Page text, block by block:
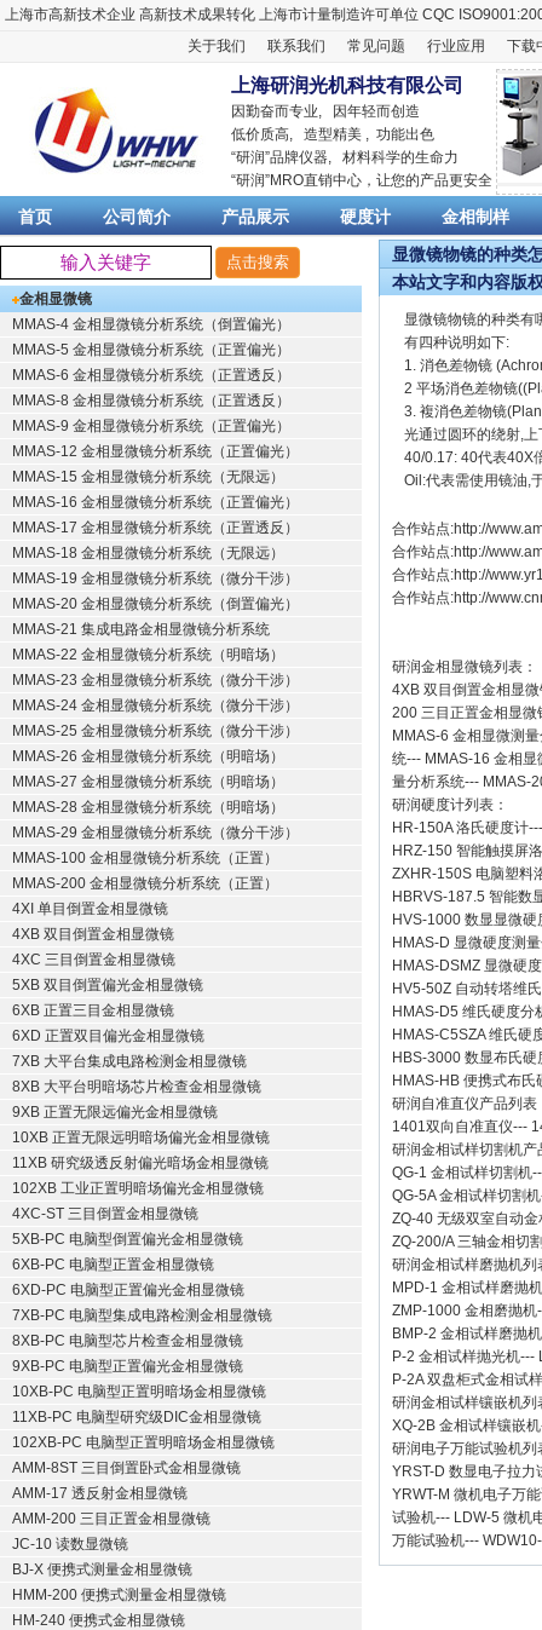
上海市高新技术企业 高新技术成果转化 上海市计量制造许可单位 CQC
关于我们
联系我们 常见问题 行业应用 下载
上海研润光机科技有限公司
因勤奋而专业, 因年轻而创造
低价质高, 造型精美 , 功能出色
“研润”品牌仪器, 材料科学的生命力
“研润”MRO直销中心，让您的产品更安全
首页 公司简介 产品展示 硬度计 金相制样
金相显微镜
MMAS-4 金相显微镜分析系统（倒置偏光）
MMAS-5 金相显微镜分析系统（正置偏光）
MMAS-6 金相显微镜分析系统（正置透反）
MMAS-8 金相显微镜分析系统（正置透反）
MMAS-9 金相显微镜分析系统（正置偏光）
MMAS-12 金相显微镜分析系统（正置偏光）
MMAS-15 金相显微镜分析系统（无限远）
MMAS-16 金相显微镜分析系统（正置偏光）
MMAS-17 金相显微镜分析系统（正置透反）
MMAS-18 金相显微镜分析系统（无限远）
MMAS-19 金相显微镜分析系统（微分干涉）
MMAS-20 金相显微镜分析系统（倒置偏光）
MMAS-21 集成电路金相显微镜分析系统
MMAS-22 金相显微镜分析系统（明暗场）
MMAS-23 金相显微镜分析系统（微分干涉）
MMAS-24 金相显微镜分析系统（微分干涉）
MMAS-25 金相显微镜分析系统（微分干涉）
MMAS-26 金相显微镜分析系统（明暗场）
MMAS-27 金相显微镜分析系统（明暗场）
MMAS-28 金相显微镜分析系统（明暗场）
MMAS-29 金相显微镜分析系统（微分干涉）
MMAS-100 金相显微镜分析系统（正置）
MMAS-200 金相显微镜分析系统（正置）
4XI 单目倒置金相显微镜
4XB 双目倒置金相显微镜
4XC 三目倒置金相显微镜
5XB 双目倒置偏光金相显微镜
6XB 正置三目金相显微镜
6XD 正置双目偏光金相显微镜
7XB 大平台集成电路检测金相显微镜
8XB 大平台明暗场芯片检查金相显微镜
9XB 正置无限远偏光金相显微镜
10XB 正置无限远明暗场偏光金相显微镜
11XB 研究级透反射偏光暗场金相显微镜
102XB 工业正置明暗场偏光金相显微镜
4XC-ST 三目倒置金相显微镜
5XB-PC 电脑型倒置偏光金相显微镜
6XB-PC 电脑型正置金相显微镜
6XD-PC 电脑型正置偏光金相显微镜
7XB-PC 电脑型集成电路检测金相显微镜
8XB-PC 电脑型芯片检查金相显微镜
9XB-PC 电脑型正置偏光金相显微镜
10XB-PC 电脑型正置明暗场金相显微镜
11XB-PC 电脑型研究级DIC金相显微镜
102XB-PC 电脑型正置明暗场金相显微镜
AMM-8ST 三目倒置卧式金相显微镜
AMM-17 透反射金相显微镜
AMM-200 三目正置金相显微镜
JC-10 读数显微镜
BJ-X 便携式测量金相显微镜
HMM-200 便携式测量金相显微镜
HM-240 便携式金相显微镜
显微镜物镜的种类
本站文字和内容版
显微镜物镜的种类有
有四种说明如下:
1. 消色差物镜
2 平场消色差物镜
3. 複消色差物镜
光通过圆环的绕射,
40/0.17: 40代表40X
Oil:代表需使用镜油,
合作站点:http://
合作站点:http://
合作站点:http://
合作站点:http://
研润金相显微镜列表：
4XB 双目倒置金相显
200 三目正置金相显微
MMAS-6 金相显微测
统--- MMAS-16 金相显
量分析系统--- MMAS-
研润硬度计列表：
HR-150A 洛氏硬度计
HRZ-150 智能触摸屏
ZXHR-150S 电脑塑料
HBRVS-187.5 智能数
HVS-1000 数显显微硬
HMAS-D 显微硬度测
HMAS-DSMZ 显微硬
HV5-50Z 自动转塔维
HMAS-D5 维氏硬度分
HMAS-C5SZA 维氏硬
HBS-3000 数显布氏硬
HMAS-HB 便携式布氏
研润自准直仪产品列表
1401双向自准直仪---
研润金相试样切割机产
QG-1 金相试样切割机
QG-5A 金相试样切割机
ZQ-40 无级双室自动金
ZQ-200/A 三轴金相切
研润金相试样磨抛机列
MPD-1 金相试样磨抛机
ZMP-1000 金相磨抛机
BMP-2 金相试样磨抛机
P-2 金相试样抛光机---
P-2A 双盘柜式金相试
研润金相试样镶嵌机列
XQ-2B 金相试样镶嵌机
研润电子万能试验机列
YRST-D 数显电子拉力
YRWT-M 微机电子万
试验机--- LDW-5 微机
万能试验机---